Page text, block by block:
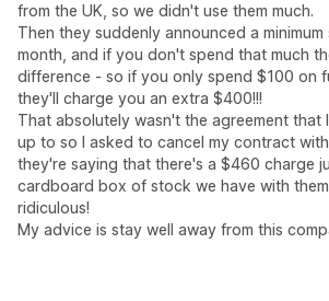
from the UK, so we didn't use them much.
Then they suddenly announced a
month, and if you don't spend that much
difference - so if you only spend $100 on
they'll charge you an extra $400!!!
That absolutely wasn't the agreement that
up to so I asked to cancel my contract
they're saying that there's a $460 charge
cardboard box of stock we have with
ridiculous!
My advice is stay well away from this